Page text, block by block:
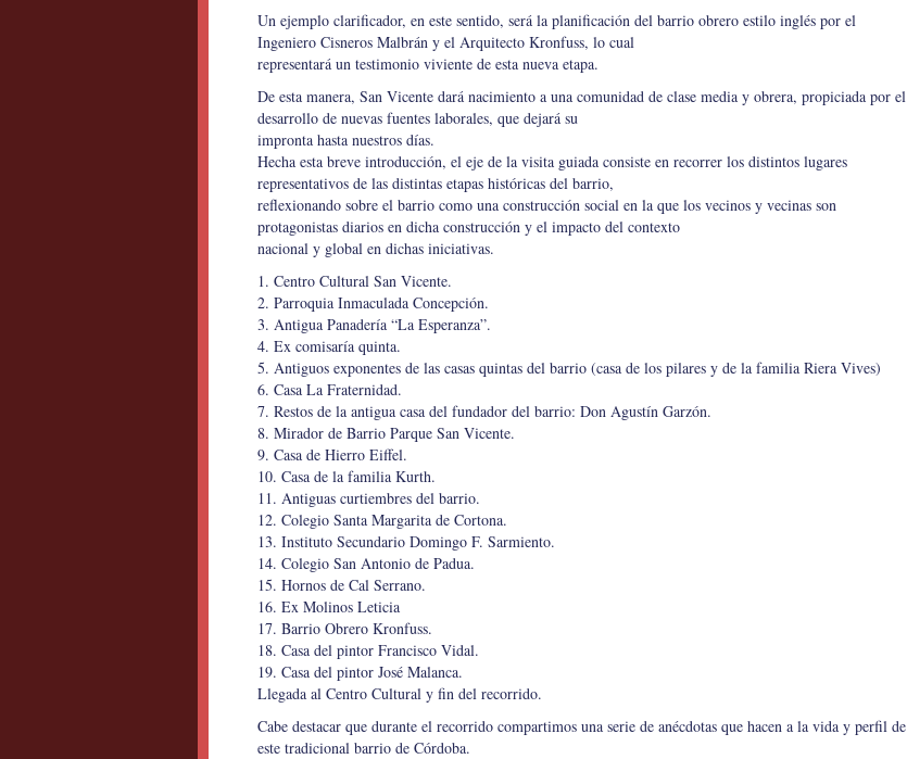
Un ejemplo clarificador, en este sentido, será la planificación del barrio obrero estilo inglés por el
Ingeniero Cisneros Malbrán y el Arquitecto Kronfuss, lo cual
representará un testimonio viviente de esta nueva etapa.
De esta manera, San Vicente dará nacimiento a una comunidad de clase media y obrera, propiciada por el
desarrollo de nuevas fuentes laborales, que dejará su
impronta hasta nuestros días.
Hecha esta breve introducción, el eje de la visita guiada consiste en recorrer los distintos lugares
representativos de las distintas etapas históricas del barrio,
reflexionando sobre el barrio como una construcción social en la que los vecinos y vecinas son
protagonistas diarios en dicha construcción y el impacto del contexto
nacional y global en dichas iniciativas.
1. Centro Cultural San Vicente.
2. Parroquia Inmaculada Concepción.
3. Antigua Panadería “La Esperanza”.
4. Ex comisaría quinta.
5. Antiguos exponentes de las casas quintas del barrio (casa de los pilares y de la familia Riera Vives)
6. Casa La Fraternidad.
7. Restos de la antigua casa del fundador del barrio: Don Agustín Garzón.
8. Mirador de Barrio Parque San Vicente.
9. Casa de Hierro Eiffel.
10. Casa de la familia Kurth.
11. Antiguas curtiembres del barrio.
12. Colegio Santa Margarita de Cortona.
13. Instituto Secundario Domingo F. Sarmiento.
14. Colegio San Antonio de Padua.
15. Hornos de Cal Serrano.
16. Ex Molinos Leticia
17. Barrio Obrero Kronfuss.
18. Casa del pintor Francisco Vidal.
19. Casa del pintor José Malanca.
Llegada al Centro Cultural y fin del recorrido.
Cabe destacar que durante el recorrido compartimos una serie de anécdotas que hacen a la vida y perfil de
este tradicional barrio de Córdoba.